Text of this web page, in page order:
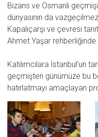
Bizans ve Osmanlı
dünyasının da
Kapalıçarşı ve çevresi
Ahmet Yaşar
Katılımcılara İstanbul’un
geçmişten günümüze bu
hatırlatmayı amaçlayan